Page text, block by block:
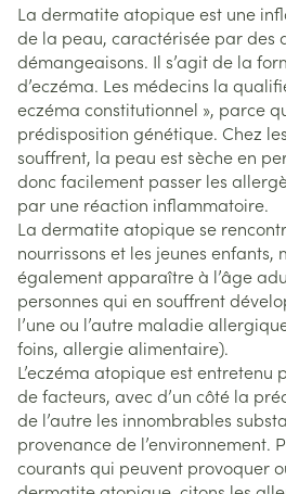
La dermatite atopique est une
de la peau, caractérisée par des
démangeaisons. Il s’agit de la
d’eczéma. Les médecins la
eczéma constitutionnel », parce
prédisposition génétique. Chez
souffrent, la peau est sèche en
donc facilement passer les
par une réaction inflammatoire.
La dermatite atopique se
nourrissons et les jeunes enfants,
également apparaître à l’âge
personnes qui en souffrent
l’une ou l’autre maladie
foins, allergie alimentaire).
L’eczéma atopique est entretenu
de facteurs, avec d’un côté la
de l’autre les innombrables
provenance de l’environnement.
courants qui peuvent provoquer